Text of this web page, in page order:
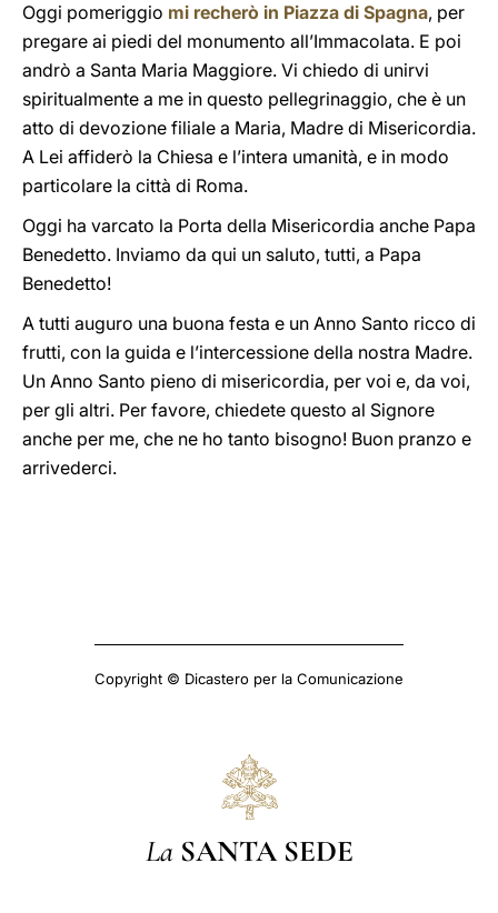
Oggi pomeriggio mi recherò in Piazza di Spagna, per
pregare ai piedi del monumento all’Immacolata. E poi
andrò a Santa Maria Maggiore. Vi chiedo di unirvi
spiritualmente a me in questo pellegrinaggio, che è un
atto di devozione filiale a Maria, Madre di Misericordia.
A Lei affiderò la Chiesa e l’intera umanità, e in modo
particolare la città di Roma.
Oggi ha varcato la Porta della Misericordia anche Papa
Benedetto. Inviamo da qui un saluto, tutti, a Papa
Benedetto!
A tutti auguro una buona festa e un Anno Santo ricco di
frutti, con la guida e l’intercessione della nostra Madre.
Un Anno Santo pieno di misericordia, per voi e, da voi,
per gli altri. Per favore, chiedete questo al Signore
anche per me, che ne ho tanto bisogno! Buon pranzo e
arrivederci.
Copyright © Dicastero per la Comunicazione
La SANTA SEDE